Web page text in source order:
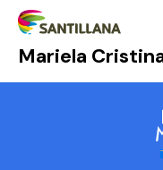
Mariela